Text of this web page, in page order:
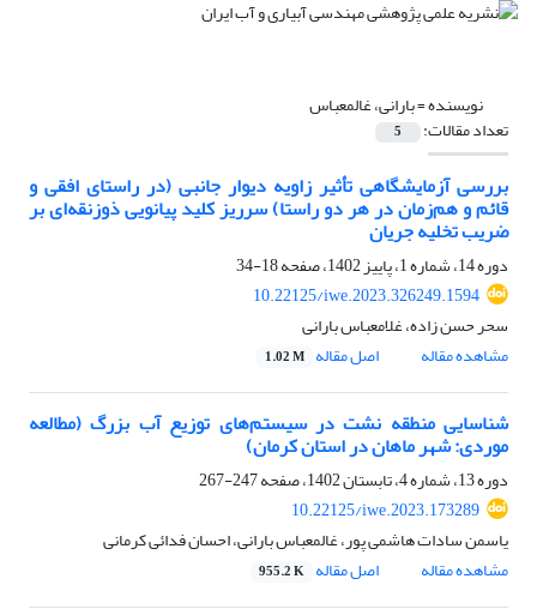
نویسنده =بارانی، غالمعباس
تعداد مقالات: 5
بررسی آزمایشگاهی تأثیر زاویه دیوار جانبی (در راستای افقی و
قائم و هم‌زمان در هر دو راستا) سرریز کلید پیانویی ذوزنقه‌ای بر
ضریب تخلیه جریان
دوره 14، شماره 1، پاییز 1402، صفحه
18-34
10.22125/iwe.2023.326249.1594
سحر حسن زاده، غلامعباس بارانی
مشاهده مقاله
اصل مقاله 1.02 M
شناسایی منطقه نشت در سیستم‌های توزیع آب بزرگ (مطالعه
موردی: شهر ماهان در استان کرمان)
دوره 13، شماره 4، تابستان 1402، صفحه
247-267
10.22125/iwe.2023.173289
یاسمن سادات هاشمی پور، غالمعباس بارانی، احسان فدائی کرمانی
مشاهده مقاله
اصل مقاله 955.2 K